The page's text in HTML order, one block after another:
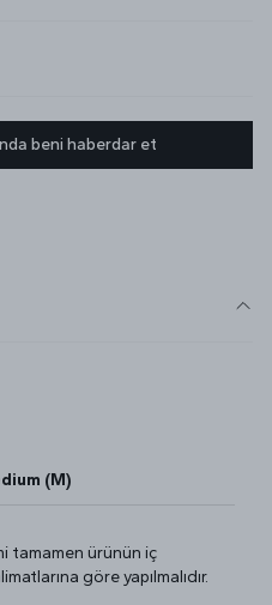
beni haberdar et
(M)
tamamen ürünün iç
göre yapılmalıdır.